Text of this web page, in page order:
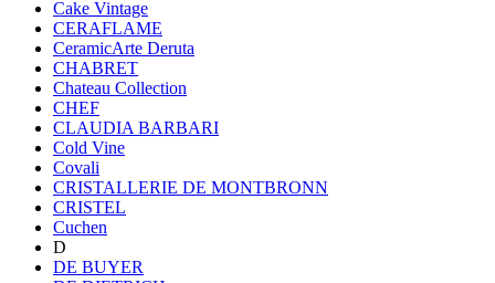
Cake Vintage
CERAFLAME
CeramicArte Deruta
CHABRET
Chateau Collection
CHEF
CLAUDIA BARBARI
Cold Vine
Covali
CRISTALLERIE DE MONTBRONN
CRISTEL
Cuchen
D
DE BUYER